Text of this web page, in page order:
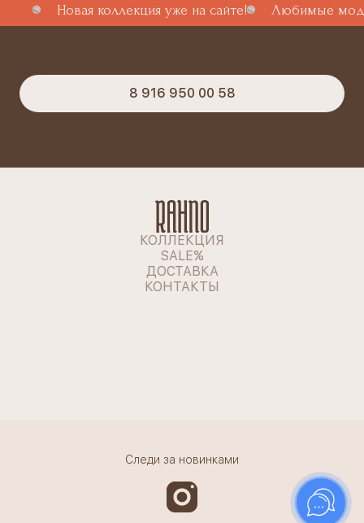
Новая коллекция уже на сайте! Любимые
8 916 950 00 58
КОЛЛЕКЦИЯ
SALE%
ДОСТАВКА
КОНТАКТЫ
Следи за новинками